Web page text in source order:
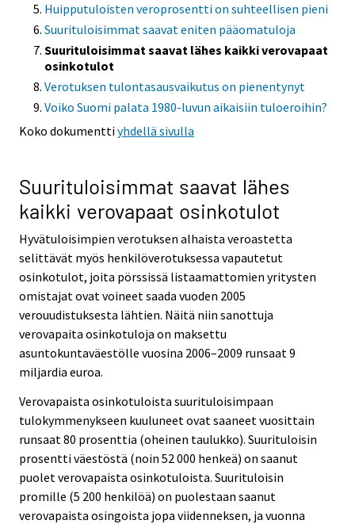
Huipputuloisten veroprosentti on suhteellisen pieni
Suurituloisimmat saavat eniten pääomatuloja
Suurituloisimmat saavat lähes kaikki verovapaat
osinkotulot
Verotuksen tulontasausvaikutus on pienentynyt
Voiko Suomi palata 1980-luvun aikaisiin tuloeroihin?
Koko dokumenttiyhdellä sivulla
Suurituloisimmat saavat lähes
kaikki verovapaat osinkotulot
Hyvätuloisimpien verotuksen alhaista veroastetta
selittävät myös henkilöverotuksessa vapautetut
osinkotulot, joita pörssissä listaamattomien yritysten
omistajat ovat voineet saada vuoden 2005
verouudistuksesta lähtien. Näitä niin sanottuja
verovapaita osinkotuloja on maksettu
asuntokuntaväestölle vuosina 2006–2009 runsaat 9
miljardia euroa.
Verovapaista osinkotuloista suurituloisimpaan
tulokymmenykseen kuuluneet ovat saaneet vuosittain
runsaat 80 prosenttia (oheinen taulukko). Suurituloisin
prosentti väestöstä (noin 52 000 henkeä) on saanut
puolet verovapaista osinkotuloista. Suurituloisin
promille (5 200 henkilöä) on puolestaan saanut
verovapaista osingoista jopa viidenneksen, ja vuonna